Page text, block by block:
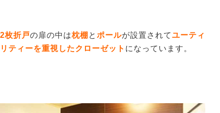
2枚折戸の扉の中は枕棚 と ポールが設置されてユーティ
リティーを重視したクローゼット になっています。